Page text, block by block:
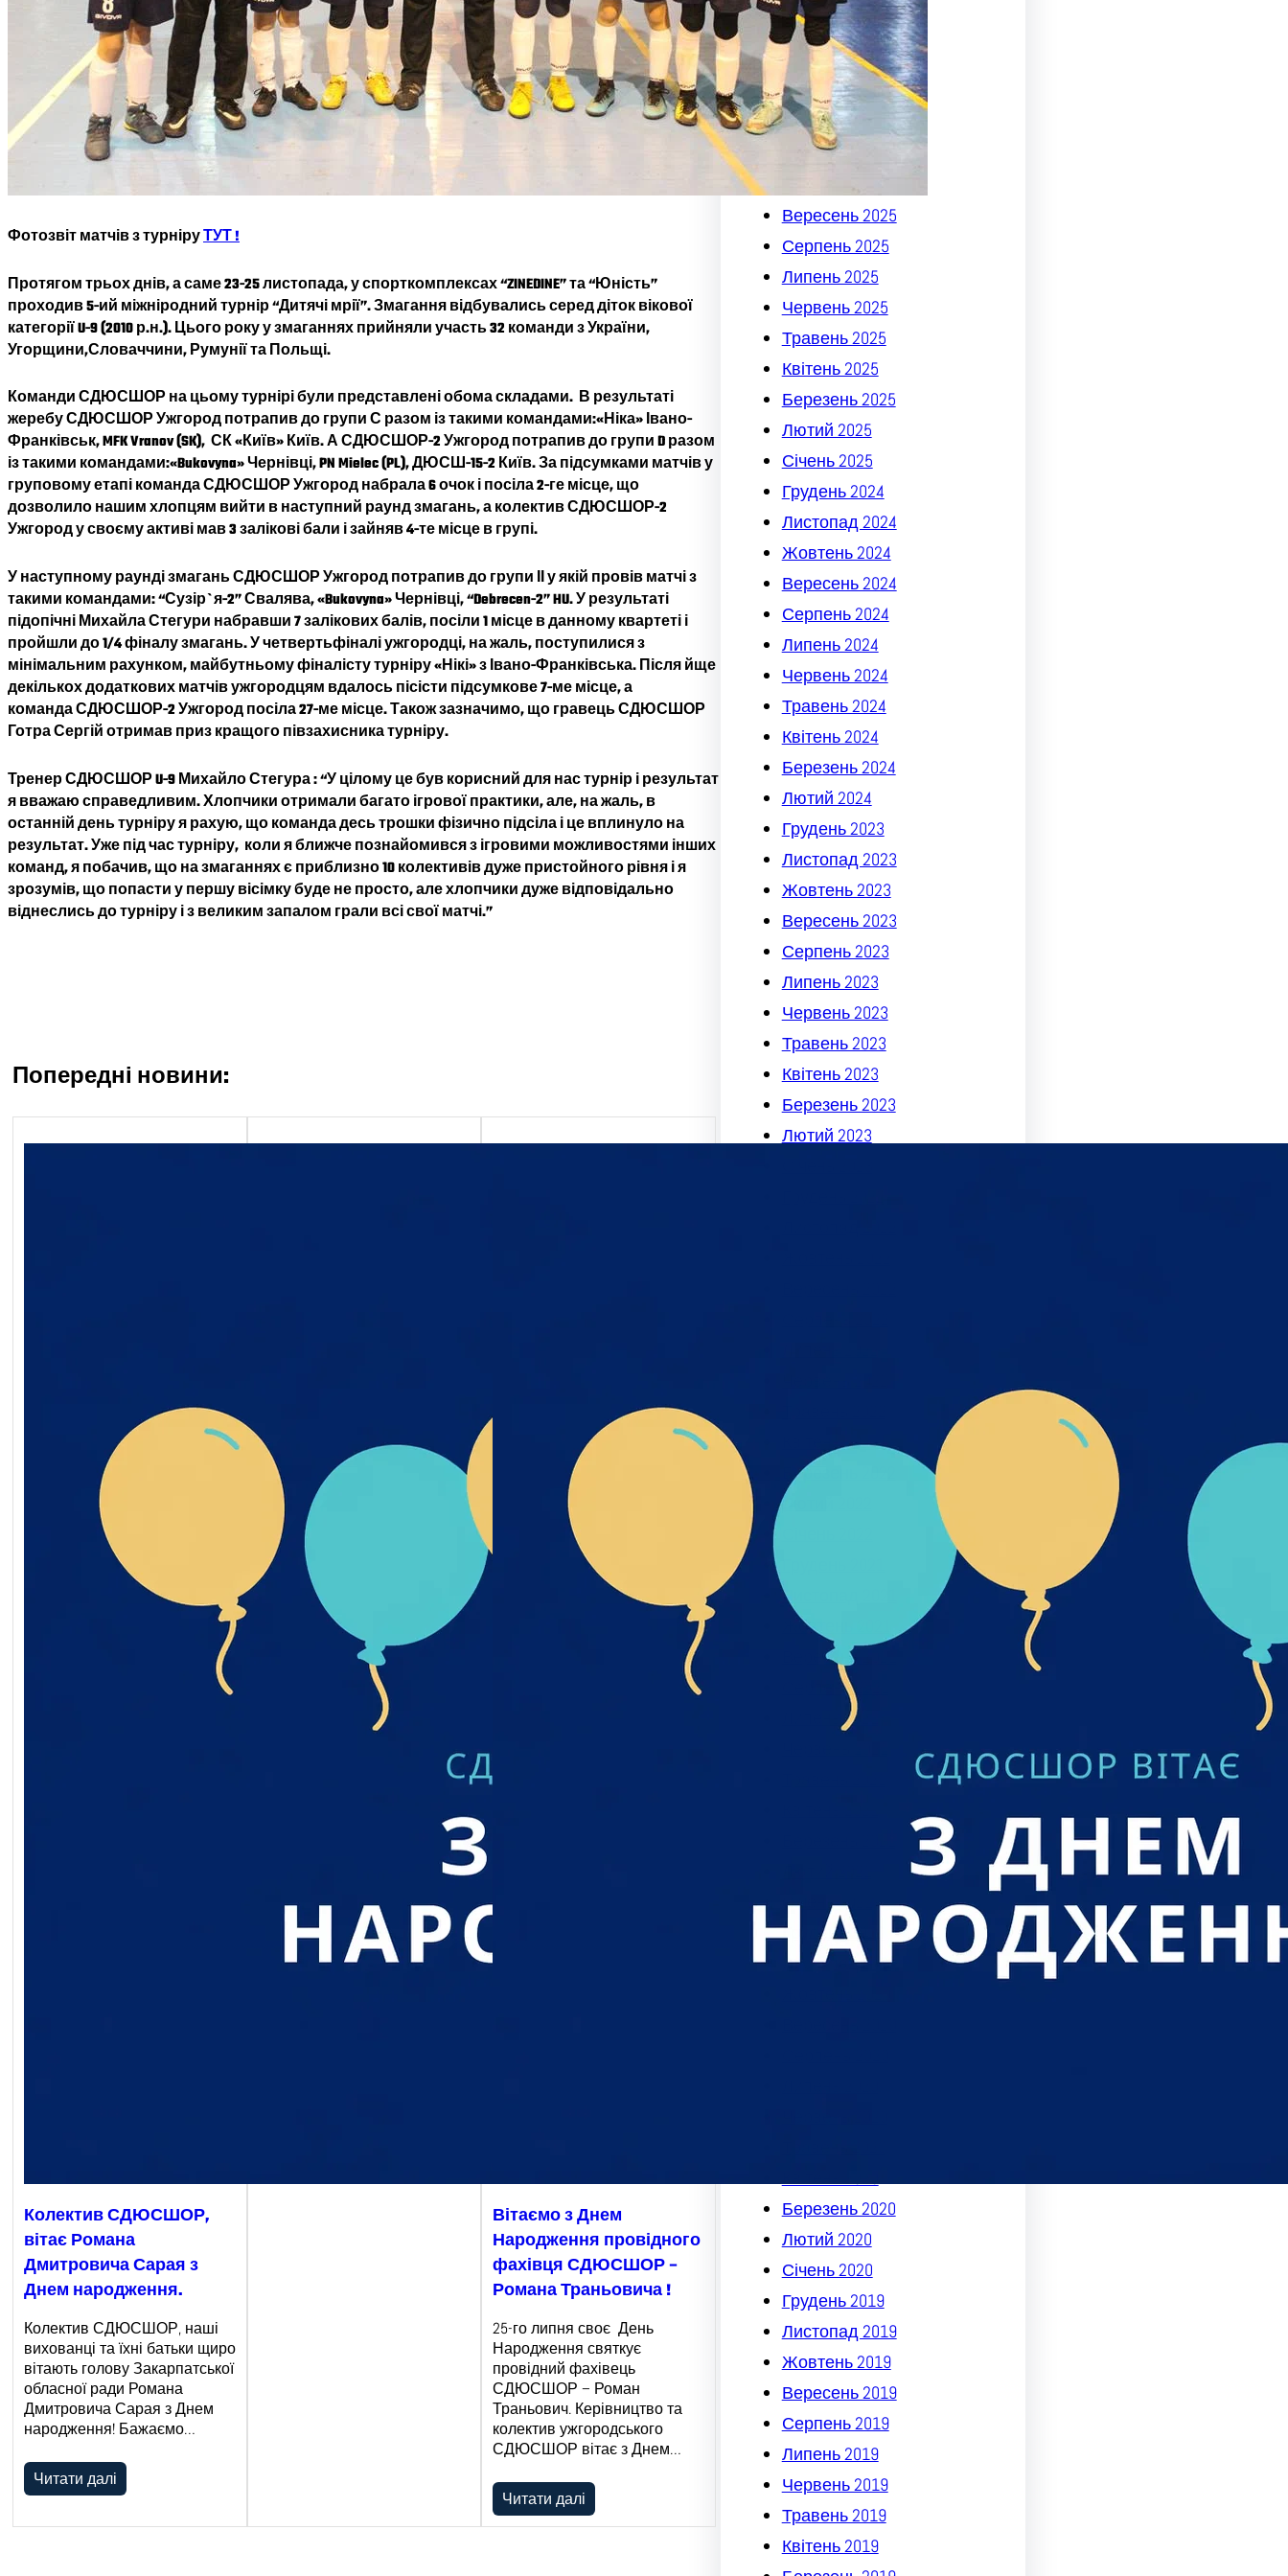
Фотозвіт матчів з турніруТУТ !
Протягом трьох днів, а саме 23-25 листопада, у спорткомплексах “ZINEDINE” та “Юність”
проходив 5-ий міжніродний турнір “Дитячі мрії”. Змагання відбувались серед діток вікової
категорії U-9 (2010 р.н.). Цього року у змаганнях прийняли участь 32 команди з України,
Угорщини,Словаччини, Румунії та Польщі.
Команди СДЮСШОР на цьому турнірі були представлені обома складами. В результаті
жеребу СДЮСШОР Ужгород потрапив до групи С разом із такими командами:«Ніка» Івано-
Франківськ, MFK Vranov (SK), СК «Київ» Київ. А СДЮСШОР-2 Ужгород потрапив до групи D разом
із такими командами:«Bukovyna» Чернівці, PN Mielec (PL), ДЮСШ-15-2 Київ. За підсумками матчів у
груповому етапі команда СДЮСШОР Ужгород набрала 6 очок і посіла 2-ге місце, що
дозволило нашим хлопцям вийти в наступний раунд змагань, а колектив СДЮСШОР-2
Ужгород у своєму активі мав 3 залікові бали і зайняв 4-те місце в групі.
У наступному раунді змагань СДЮСШОР Ужгород потрапив до групи ІІ у якій провів матчі з
такими командами: “Сузір`я-2” Свалява, «Bukovyna» Чернівці, “Debrecen-2” HU. У результаті
підопічні Михайла Стегури набравши 7 залікових балів, посіли 1 місце в данному квартеті і
пройшли до 1/4 фіналу змагань. У четвертьфіналі ужгородці, на жаль, поступилися з
мінімальним рахунком, майбутньому фіналісту турніру «Нікі» з Івано-Франківська. Після йще
декількох додаткових матчів ужгородцям вдалось пісісти підсумкове 7-ме місце, а
команда СДЮСШОР-2 Ужгород посіла 27-ме місце. Також зазначимо, що гравець СДЮСШОР
Готра Сергій отримав приз кращого півзахисника турніру.
Тренер СДЮСШОР U-9 Михайло Стегура : “У цілому це був корисний для нас турнір і результат
я вважаю справедливим. Хлопчики отримали багато ігрової практики, але, на жаль, в
останній день турніру я рахую, що команда десь трошки фізично підсіла і це вплинуло на
результат. Уже під час турніру, коли я ближче познайомився з ігровими можливостями інших
команд, я побачив, що на змаганнях є приблизно 10 колективів дуже пристойного рівня і я
зрозумів, що попасти у першу вісімку буде не просто, але хлопчики дуже відповідально
віднеслись до турніру і з великим запалом грали всі свої матчі.”
Попередні новини:
Колектив СДЮСШОР,
вітає Романа
Дмитровича Сарая з
Днем народження.
Колектив СДЮСШОР, наші
вихованці та їхні батьки щиро
вітають голову Закарпатської
обласної ради Романа
Дмитровича Сарая з Днем
народження! Бажаємо…
Читати далі
Вітаємо з Днем
Народження провідного
фахівця СДЮСШОР –
Романа Траньовича !
25-го липня своє День
Народження святкує
провідний фахівець
СДЮСШОР – Роман
Траньович. Керівництво та
колектив ужгородського
СДЮСШОР вітає з Днем…
Читати далі
Березень 2026
Лютий 2026
Січень 2026
Грудень 2025
Листопад 2025
Жовтень 2025
Вересень 2025
Серпень 2025
Липень 2025
Червень 2025
Травень 2025
Квітень 2025
Березень 2025
Лютий 2025
Січень 2025
Грудень 2024
Листопад 2024
Жовтень 2024
Вересень 2024
Серпень 2024
Липень 2024
Червень 2024
Травень 2024
Квітень 2024
Березень 2024
Лютий 2024
Грудень 2023
Листопад 2023
Жовтень 2023
Вересень 2023
Серпень 2023
Липень 2023
Червень 2023
Травень 2023
Квітень 2023
Березень 2023
Лютий 2023
Квітень 2022
Березень 2022
Лютий 2022
Листопад 2021
Жовтень 2021
Вересень 2021
Серпень 2021
Липень 2021
Січень 2021
Грудень 2020
Листопад 2020
Березень 2020
Лютий 2020
Січень 2020
Грудень 2019
Листопад 2019
Жовтень 2019
Вересень 2019
Серпень 2019
Липень 2019
Червень 2019
Травень 2019
Квітень 2019